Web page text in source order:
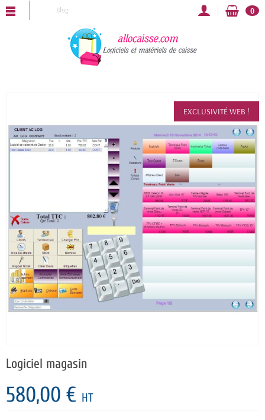
Blog 0
vous souhaite une bonne année 2025 !
EXCLUSIVITÉ WEB !
Logiciel magasin
580,00 € HT